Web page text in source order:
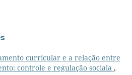
curricular e a relação entre
controle e regulação sociala ,